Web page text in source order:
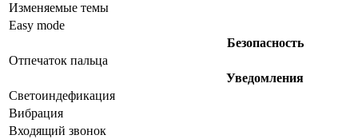
Изменяемые темы
Easy mode
Безопасность
Отпечаток пальца
Уведомления
Светоиндефикация
Вибрация
Входящий звонок